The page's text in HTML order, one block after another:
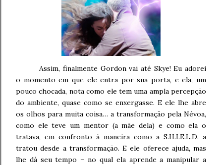
Assim, finalmente Gordon vai até Skye! Eu adorei
o momento em que ele entra por sua porta, e ela, um
pouco chocada, nota como ele tem uma ampla percepção
do ambiente, quase como se enxergasse. E ele lhe abre
os olhos para muita coisa… a transformação pela Névoa,
como ele teve um mentor (a mãe dela) e como ela o
tratava, em confronto à maneira como a S.H.I.E.L.D. a
tratou desde a transformação. E ele oferece ajuda, mas
lhe dá seu tempo – no qual ela aprende a manipular a